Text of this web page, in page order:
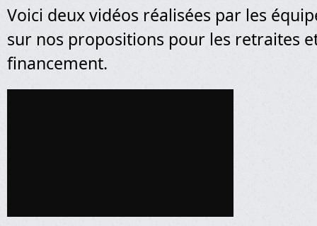
Voici deux vidéos réalisées par les
sur nos propositions pour les retraites
financement.